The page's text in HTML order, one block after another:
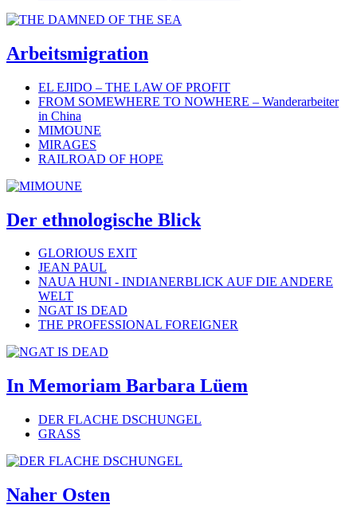
Arbeitsmigration
EL EJIDO – THE LAW OF PROFIT
FROM SOMEWHERE TO NOWHERE – Wanderarbeiter
in China
MIMOUNE
MIRAGES
RAILROAD OF HOPE
Der ethnologische Blick
GLORIOUS EXIT
JEAN PAUL
NAUA HUNI - INDIANERBLICK AUF DIE ANDERE
WELT
NGAT IS DEAD
THE PROFESSIONAL FOREIGNER
In Memoriam Barbara Lüem
DER FLACHE DSCHUNGEL
GRASS
Naher Osten